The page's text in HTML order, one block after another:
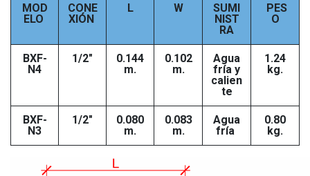
MOD
ELO
CONE
XIÓN
L W
SUMI
NIST
RA
PES
O
BXF-
N4
1/2"
0.144
m.
0.102
m.
Agua
fría y
calien
te
1.24
kg.
BXF-
N3
1/2"
0.080
m.
0.083
m.
Agua
fría
0.80
kg.